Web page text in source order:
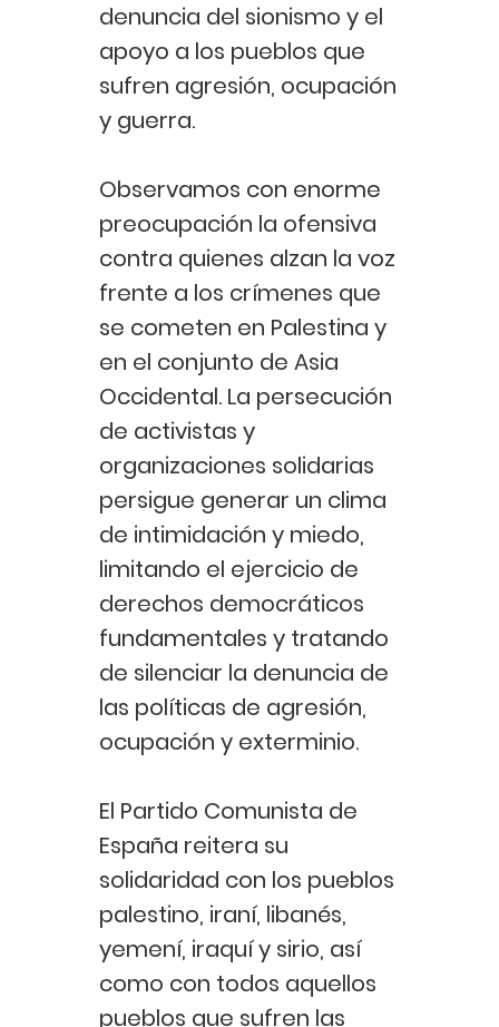
denuncia del sionismo y el
apoyo a los pueblos que
sufren agresión, ocupación
y guerra.
Observamos con enorme
preocupación la ofensiva
contra quienes alzan la voz
frente a los crímenes que
se cometen en Palestina y
en el conjunto de Asia
Occidental. La persecución
de activistas y
organizaciones solidarias
persigue generar un clima
de intimidación y miedo,
limitando el ejercicio de
derechos democráticos
fundamentales y tratando
de silenciar la denuncia de
las políticas de agresión,
ocupación y exterminio.
El Partido Comunista de
España reitera su
solidaridad con los pueblos
palestino, iraní, libanés,
yemení, iraquí y sirio, así
como con todos aquellos
pueblos que sufren las